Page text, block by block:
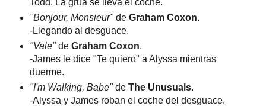
"Bonjour, Monsieur"de Graham Coxon.
-Llegando al desguace.
"Vale"de Graham Coxon.
-James le dice "Te quiero" a Alyssa mientras
duerme.
"I'm Walking, Babe"de The Unusuals.
-Alyssa y James roban el coche del desguace.